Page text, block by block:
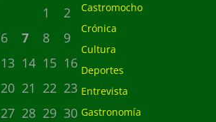
1
2
6 7 8
9
13 14 15 16
20 21 22 23
27 28 29 30
Castromocho
Crónica
Cultura
Deportes
Entrevista
Gastronomía